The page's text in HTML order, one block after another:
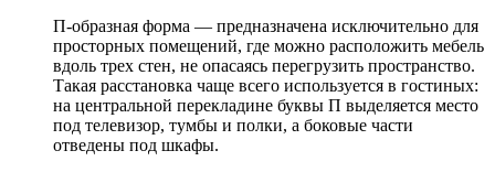
П-образная форма — предназначена исключительно для
просторных помещений, где можно расположить мебель
вдоль трех стен, не опасаясь перегрузить пространство.
Такая расстановка чаще всего используется в гостиных:
на центральной перекладине буквы П выделяется место
под телевизор, тумбы и полки, а боковые части
отведены под шкафы.